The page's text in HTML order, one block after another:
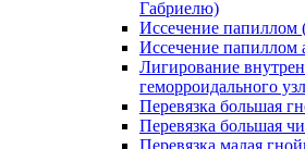
Габриелю)
Иссечение папиллом
Иссечение папиллом
Лигирование
геморроидального
Перевязка большая
Перевязка большая
Перевязка малая